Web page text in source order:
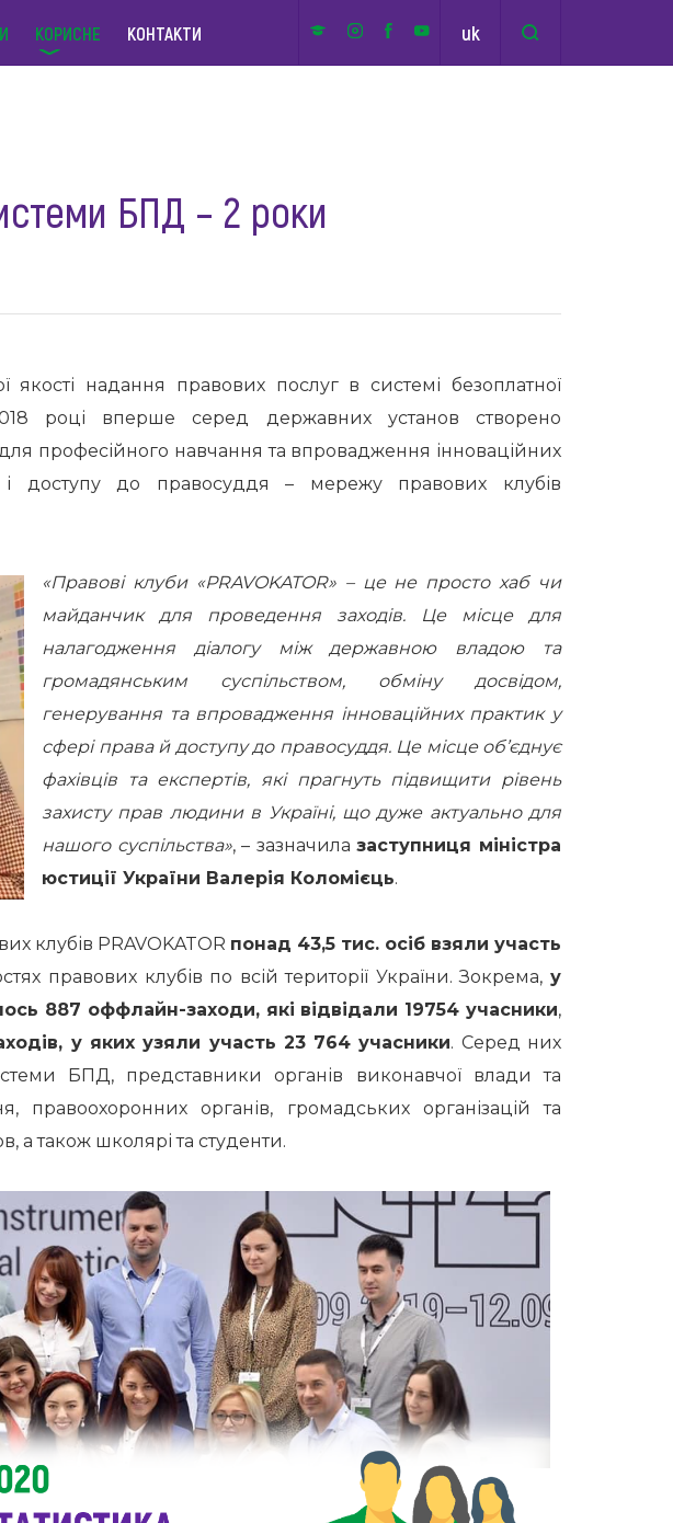
КОРИСНЕ КОНТАКТИ uk
БПД – 2 роки
якості надання правових послуг в системі безоплатної
році вперше серед державних установ створено
професійного навчання та впровадження інноваційних
доступу до правосуддя – мережу правових клубів
«Правові клуби «PRAVOKATOR» – це не просто хаб чи
майданчик для проведення заходів. Це місце для
налагодження діалогу між державною владою та
громадянським суспільством, обміну досвідом,
генерування та впровадження інноваційних практик у
сфері права й доступу до правосуддя. Це місце об’єднує
фахівців та експертів, які прагнуть підвищити рівень
захисту прав людини в Україні, що дуже актуально для
нашого суспільства», – зазначилазаступниця міністра
юстиції України Валерія Коломієць.
клубів PRAVOKATOR понад 43,5 тис. осіб взяли участь
правових клубів по всій території України. Зокрема,у
887 оффлайн-заходи, які відвідали 19754 учасники,
у яких узяли участь 23 764 учасники. Серед них
БПД, представники органів виконавчої влади та
правоохоронних органів, громадських організацій та
а також школярі та студенти.